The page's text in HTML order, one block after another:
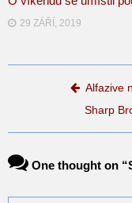
29 ZÁŘÍ, 2019
Post
Alfazive
Sharp
One thought on “